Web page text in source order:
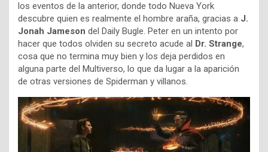
los eventos de la anterior, donde todo Nueva York
descubre quien es realmente el hombre araña, gracias a J.
Jonah Jameson del Daily Bugle. Peter en un intento por
hacer que todos olviden su secreto acude al Dr. Strange,
cosa que no termina muy bien y los deja perdidos en
alguna parte del Multiverso, lo que da lugar a la aparición
de otras versiones de Spiderman y villanos.